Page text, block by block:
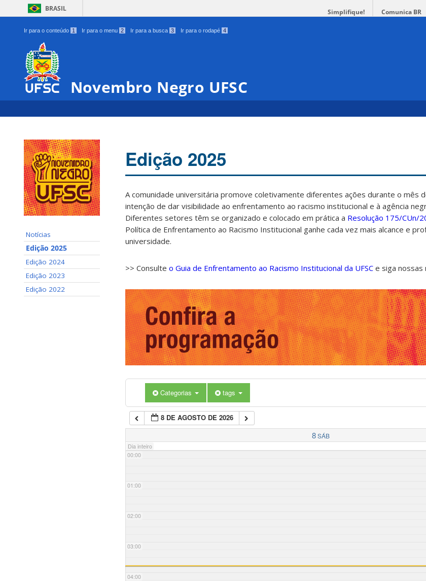
BRASIL Simplifique! Comunica BR
Ir para o conteúdo 1 Ir para o menu 2 Ir para a busca 3 Ir para o rodapé 4
Novembro Negro UFSC
Notícias
Edição 2025
Edição 2024
Edição 2023
Edição 2022
Edição 2025
A comunidade universitária promove coletivamente diferentes ações durante o mês
intenção de dar visibilidade ao enfrentamento ao racismo institucional e à agência
Diferentes setores têm se organizado e colocado em prática a Resolução 175/CUn/
Política de Enfrentamento ao Racismo Institucional ganhe cada vez mais alcance e
universidade.
>> Consulte o Guia de Enfrentamento ao Racismo Institucional da UFSC e siga nossas
Categorias tags
8 DE AGOSTO DE 2026
8 SÁB
Dia inteiro
00:00
01:00
02:00
03:00
04:00